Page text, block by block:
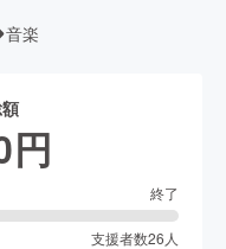
音楽
円
終了
支援者数26 人